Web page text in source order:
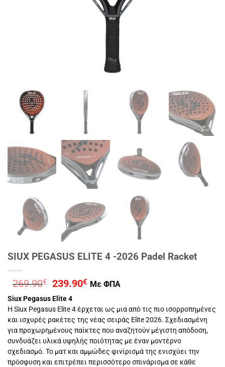
SIUX PEGASUS ELITE 4 -2026 Padel Racket
269.90€
Original
price
was:
269.90€.
239.90€ Η
είναι:
239.90€.
Με ΦΠΑ
Siux Pegasus Elite 4
Η Siux Pegasus Elite 4 έρχεται ως μια από τις πιο ισορροπημένες
και ισχυρές ρακέτες της νέας σειράς Elite 2026. Σχεδιασμένη
για προχωρημένους παίκτες που αναζητούν μέγιστη απόδοση,
συνδυάζει υλικά υψηλής ποιότητας με έναν μοντέρνο
σχεδιασμό. Το ματ και αμμώδες φινίρισμά της ενισχύει την
πρόσφυση και επιτρέπει περισσότερο σπινάρισμα σε κάθε